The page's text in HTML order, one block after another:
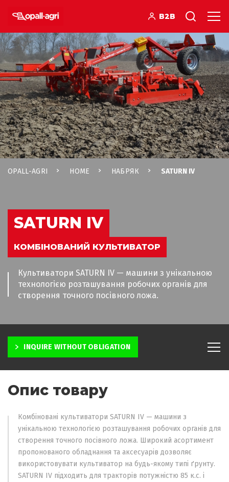
B2B
OPALL-AGRI HOME НАБРЯК SATURN IV
SATURN IV
КОМБІНОВАНИЙ КУЛЬТИВАТОР
Культиватори SATURN IV — машини з унікальною
технологією розташування робочих органів для
створення точного посівного ложа.
INQUIRE WITHOUT OBLIGATION
Опис товару
Комбіновані культиватори SATURN IV — машини з
унікальною технологією розташування робочих органів для
створення точного посівного ложа. Широкий асортимент
пропонованого обладнання та аксесуарів дозволяє
використовувати культиватор на будь-якому типі ґрунту.
SATURN IV підходить для тракторів потужністю 85 к.с. і